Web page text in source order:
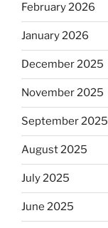
February 2026
January 2026
December 2025
November 2025
September 2025
August 2025
July 2025
June 2025